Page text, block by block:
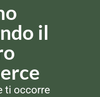
il
ti occorre